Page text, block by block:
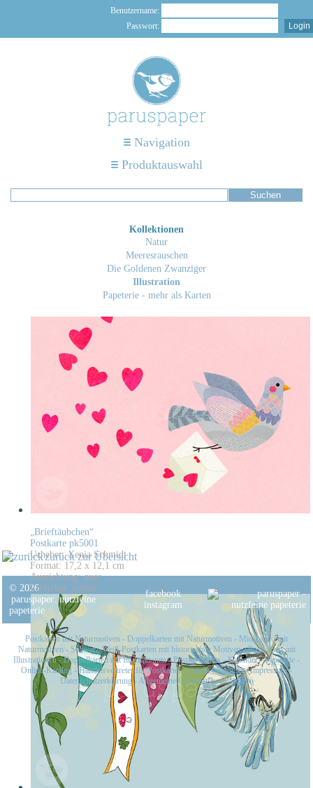
Benutzername:
Passwort:
Navigation
Produktauswahl
Kollektionen
Natur
Meeresrauschen
Die Goldenen Zwanziger
Illustration
Papeterie - mehr als Karten
„Brieftäubchen“
Postkarte pk5001
Urheber: Xenia Schmidt
Format: 17,2 x 12,1 cm
Ausrichtung: quer
Lieferbar: sofort
zurück zur Übersicht
© 2026
paruspaper. nutzfeine
papeterie
facebook
instagram
Postkarten mit Naturmotiven - Doppelkarten mit Naturmotiven - Midikarten mit
Naturmotiven - Schwarz-Weiß-Postkarten mit historischen Motiven-Postkarten mit
Illustrationen-Doppelkarten mit Illustrationen-Postkartensets-Kalender-Papeterie -
Online-Katalog -Handelsvertreter für Postkarten gesucht-Kontakt-Impressum-
Datenschutzerklärung- Allgemeine Geschäftsbedingungen